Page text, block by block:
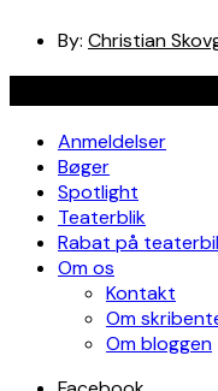
By: Christian
Anmeldelser
Bøger
Spotlight
Teaterblik
Rabat på
Om os
Kontakt
Om
Om bloggen